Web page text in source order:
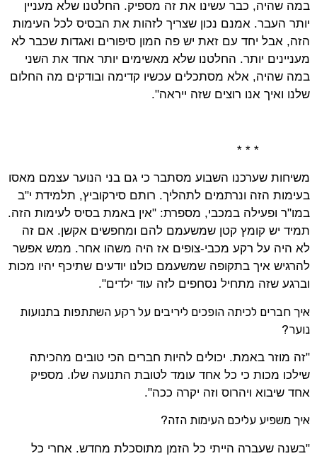
במה שהיה, כבר עשינו את זה מספיק. החלטנו שלא מעניין
יותר העבר. אמנם נכון שצריך לזהות את הבסיס לכל העימות
הזה, אבל יחד עם זאת יש פה המון סיפורים ואגדות שכבר לא
מעניינים יותר. החלטנו שלא מאשימים יותר אחד את השני
במה שהיה, אלא מסתכלים עכשיו קדימה ובודקים מה החלום
שלנו ואיך אנו רוצים שזה ייראה".
* * *
משיחות שערכנו השבוע מסתבר כי גם בני הנוער עצמם מאסו
בעימות הזה ונרתמים לתהליך. רותם סירקוביץ, תלמידת י"ב
במו"ר ופעילה במכבי, מספרת: "אין באמת בסיס לעימות הזה.
תמיד יש קומץ קטן שמשעמם להם ומחפשים אקשן. אם זה
לא היה על רקע מכבי-צופים אז היה משהו אחר. ממש אפשר
להרגיש איך בתקופה שמשעמם כולנו יודעים שתיכף יהיו מכות
וברגע שזה מתחיל נסחפים לזה עוד ילדים".
איך חברים לכיתה הופכים ליריבים על רקע השתתפות בתנועות
נוער?
"זה מוזר באמת. יכולים להיות חברים הכי טובים מהכיתה
שילכו מכות כי כל אחד עומד לטובת התנועה שלו. מספיק
אחד שיבוא ויהרוס וזה יקרה ככה".
איך משפיע עליכם העימות הזה?
"בשנה שעברה הייתי כל הזמן מתוסכלת מחדש. אחרי כל